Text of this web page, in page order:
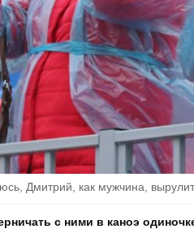
Дмитрий, как мужчина,
с ними в каноэ